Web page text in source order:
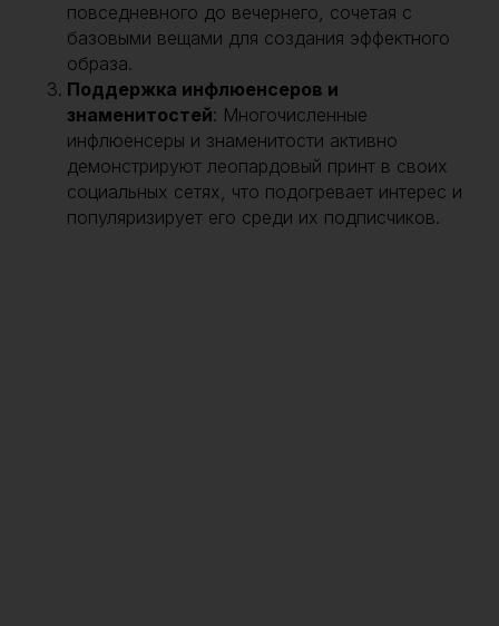
повседневного до вечернего, сочетая с
базовыми вещами для создания эффектного
образа.
Поддержка инфлюенсеров и
знаменитостей: Многочисленные
инфлюенсеры и знаменитости активно
демонстрируют леопардовый принт в своих
социальных сетях, что подогревает интерес и
популяризирует его среди их подписчиков.